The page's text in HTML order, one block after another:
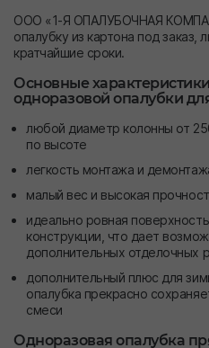
ООО «1-Я ОПАЛУБОЧНАЯ
опалубку из картона под заказ,
кратчайшие сроки.
Основные
одноразовой опалубки
любой диаметр колонны от
по высоте
легкость монтажа и
малый вес и высокая
идеально ровная
конструкции, что дает
дополнительных отделочных
дополнительный плюс для
опалубка прекрасно
смеси
Одноразовая опалубка